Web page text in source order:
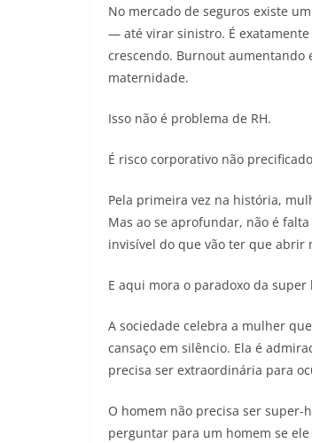
No mercado de seguros existe
— até virar sinistro. É
crescendo. Burnout aumentando
maternidade.
Isso não é problema de RH.
É risco corporativo não
Pela primeira vez na história,
Mas ao se aprofundar, não é
invisível do que vão ter que abrir
E aqui mora o paradoxo da super
A sociedade celebra a mulher
cansaço em silêncio. Ela é
precisa ser extraordinária para
O homem não precisa ser
perguntar para um homem se